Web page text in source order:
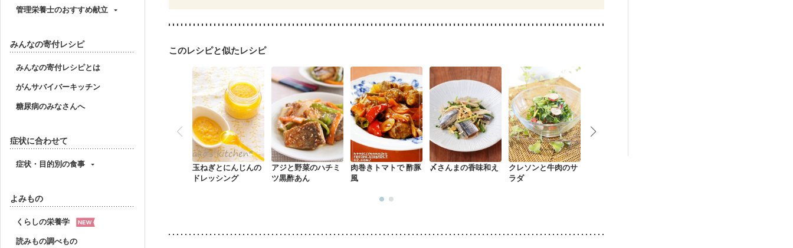
管理栄養士のおすすめ献立
みんなの寄付レシピ
みんなの寄付レシピとは
がんサバイバーキッチン
糖尿病のみなさんへ
症状に合わせて
症状・目的別の食事
よみもの
くらしの栄養学
読みもの調べもの
このレシピと似たレシピ
玉ねぎとにんじんの
ドレッシング
アジと野菜のハチミ
ツ黒酢あん
肉巻きトマトで 酢豚
風
〆さんまの香味和え
クレソンと牛肉のサ
ラダ